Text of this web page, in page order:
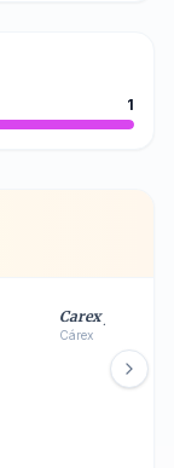
1
Carex pulicaris
Cárex